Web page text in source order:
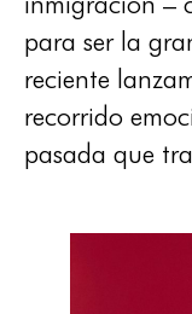
para ser la
reciente
recorrido
pasada que